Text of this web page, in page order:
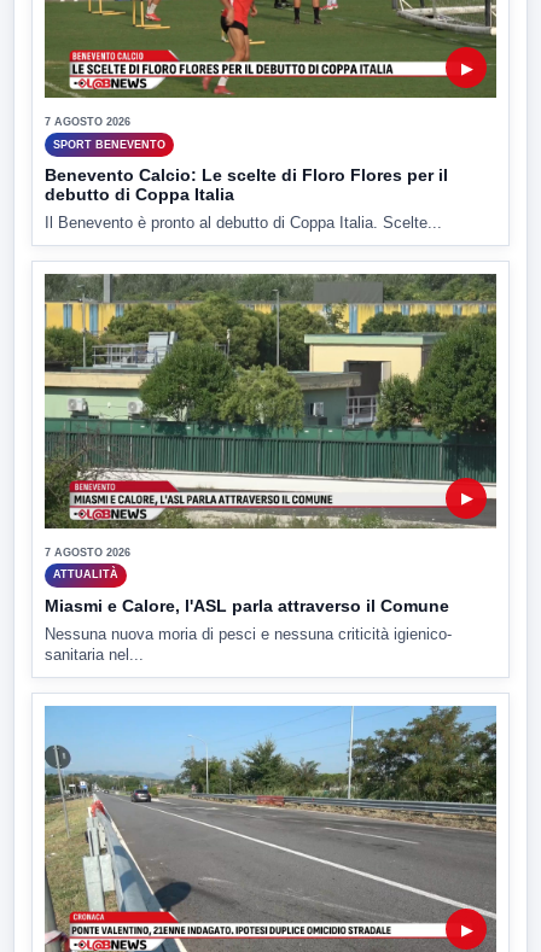
▶
7 AGOSTO 2026
SPORT BENEVENTO
Benevento Calcio: Le scelte di Floro Flores per il
debutto di Coppa Italia
Il Benevento è pronto al debutto di Coppa Italia. Scelte...
▶
7 AGOSTO 2026
ATTUALITÀ
Miasmi e Calore, l'ASL parla attraverso il Comune
Nessuna nuova moria di pesci e nessuna criticità igienico-
sanitaria nel...
▶